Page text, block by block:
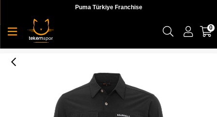
Puma Türkiye Franchise
0